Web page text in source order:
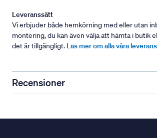
Leveranssätt
Vi erbjuder både hemkörning med eller utan
montering, du kan även välja att hämta i butik
det är tillgängligt. Läs mer om alla våra
Recensioner